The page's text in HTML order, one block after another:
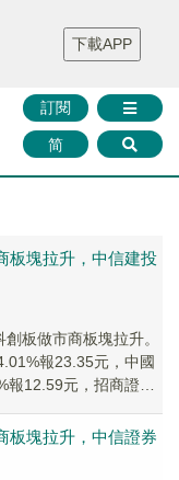
財華證券 媒體矩陣
智庫沙龍
聯絡我們
訂閱
简
下載APP
板塊拉升，中信建投
板做市商板塊拉升。
報23.35元，中國
12.59元，招商證券
板塊拉升，中信證券